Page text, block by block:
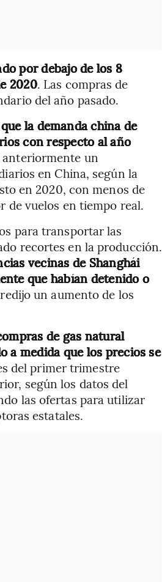
por debajo de los 8
2020. Las compras de
del año pasado.
la demanda china de
con respecto al año
anteriormente un
en China, según la
en 2020, con menos de
de vuelos en tiempo real.
para transportar las
recortes en la producción.
vecinas de Shanghái
que habían detenido o
un aumento de los
de gas natural
a medida que los precios se
del primer trimestre
según los datos del
las ofertas para utilizar
estatales.